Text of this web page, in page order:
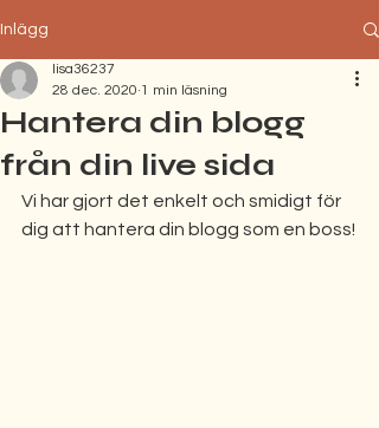
Inlägg
Hantera din blogg
från din live sida
lisa36237
28 dec. 2020 1 min läsning
Vi har gjort det enkelt och smidigt för
dig att hantera din blogg som en boss!